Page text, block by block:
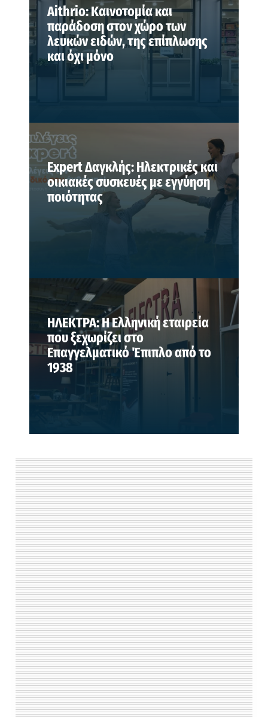
Aithrio: Καινοτομία και
παράδοση στον χώρο των
λευκών ειδών, της επίπλωσης
και όχι μόνο
Expert Δαγκλής: Ηλεκτρικές και
οικιακές συσκευές με εγγύηση
ποιότητας
ΗΛΕΚΤΡΑ: Η Ελληνική εταιρεία
που ξεχωρίζει στο
Επαγγελματικό Έπιπλο από το
1938